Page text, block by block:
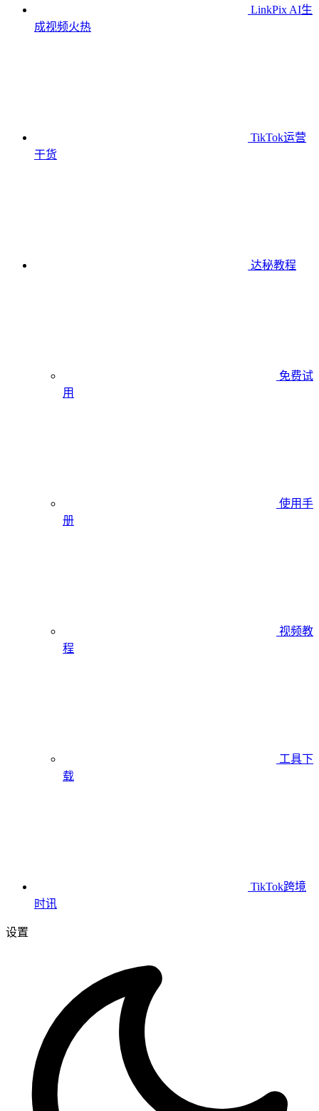
LinkPix AI生
成视频火热
TikTok运营
干货
达秘教程
免费试
用
使用手
册
视频教
程
工具下
载
TikTok跨境
时讯
设置